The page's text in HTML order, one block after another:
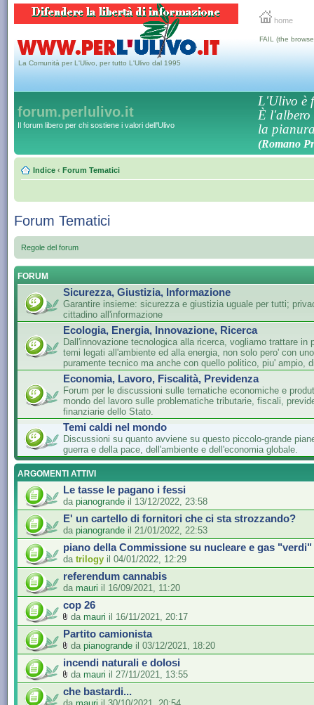
home
La Comunità per L'Ulivo, per tutto L'Ulivo dal 1995
FAIL (the
forum.perlulivo.it
Il forum libero per chi sostiene i valori dell'Ulivo
L'Ulivo è
È l'albero
la
(Romano
Indice ‹ Forum Tematici
Forum Tematici
Regole del forum
FORUM
Sicurezza, Giustizia, Informazione
Garantire insieme: sicurezza e giustizia uguale per tutti;
cittadino all'informazione
Ecologia, Energia, Innovazione, Ricerca
Dall'innovazione tecnologica alla ricerca, vogliamo trattare in
temi legati all'ambiente ed alla energia, non solo pero' con
puramente tecnico ma anche con quello politico, piu' ampio,
Economia, Lavoro, Fiscalità, Previdenza
Forum per le discussioni sulle tematiche economiche e
mondo del lavoro sulle problematiche tributarie, fiscali,
finanziarie dello Stato.
Temi caldi nel mondo
Discussioni su quanto avviene su questo piccolo-grande
guerra e della pace, dell'ambiente e dell'economia globale.
ARGOMENTI ATTIVI
Le tasse le pagano i fessi
da pianogrande il 13/12/2022, 23:58
E' un cartello di fornitori che ci sta strozzando?
da pianogrande il 21/01/2022, 22:53
piano della Commissione su nucleare e gas "verdi"
da trilogy il 04/01/2022, 12:29
referendum cannabis
da mauri il 16/09/2021, 11:20
cop 26
da mauri il 16/11/2021, 20:17
Partito camionista
da pianogrande il 03/12/2021, 18:20
incendi naturali e dolosi
da mauri il 27/11/2021, 13:55
che bastardi...